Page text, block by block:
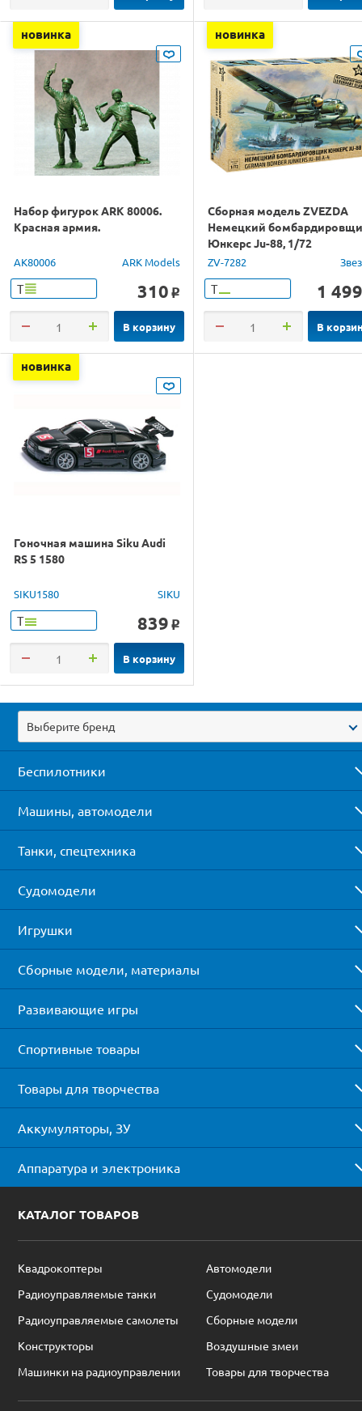
новинка
Набор фигурок ARK 80006.
Красная армия.
AK80006 ARK Models
Т 310 o
В корзину
новинка
Сборная модель ZVEZDA
Немецкий
Юнкерс Ju-88, 1/72
ZV-7282
Т 1 499
В
новинка
Гоночная машина Siku Audi
RS 5 1580
SIKU1580 SIKU
Т 839 o
В корзину
Выберите бренд
Беспилотники
Машины, автомодели
Танки, спецтехника
Судомодели
Игрушки
Сборные модели, материалы
Развивающие игры
Спортивные товары
Товары для творчества
Аккумуляторы, ЗУ
Аппаратура и электроника
КАТАЛОГ ТОВАРОВ
Квадрокоптеры
Автомодели
Радиоуправляемые танки
Судомодели
Радиоуправляемые самолеты
Сборные модели
Конструкторы
Воздушные змеи
Машинки на радиоуправлении
Товары для творчества